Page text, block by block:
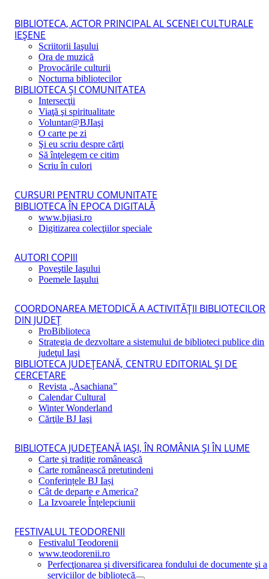
BIBLIOTECA, ACTOR PRINCIPAL AL SCENEI CULTURALE
IEŞENE
Scriitorii Iaşului
Ora de muzică
Provocările culturii
Nocturna bibliotecilor
BIBLIOTECA ŞI COMUNITATEA
Intersecţii
Viaţă şi spiritualitate
Voluntar@BJIaşi
O carte pe zi
Şi eu scriu despre cărţi
Să înţelegem ce citim
Scriu în culori
CURSURI PENTRU COMUNITATE
BIBLIOTECA ÎN EPOCA DIGITALĂ
www.bjiasi.ro
Digitizarea colecţiilor speciale
AUTORI COPIII
Poveştile Iaşului
Poemele Iaşului
COORDONAREA METODICĂ A ACTIVITĂŢII BIBLIOTECILOR
DIN JUDEŢ
ProBiblioteca
Strategia de dezvoltare a sistemului de biblioteci publice din
judeţul Iaşi
BIBLIOTECA JUDEŢEANĂ, CENTRU EDITORIAL ŞI DE
CERCETARE
Revista „Asachiana”
Calendar Cultural
Winter Wonderland
Cărţile BJ Iaşi
BIBLIOTECA JUDEŢEANĂ IAŞI, ÎN ROMÂNIA ŞI ÎN LUME
Carte şi tradiţie românească
Carte românească pretutindeni
Conferințele BJ Iași
Cât de departe e America?
La Izvoarele Înţelepciunii
FESTIVALUL TEODORENII
Festivalul Teodorenii
www.teodorenii.ro
Perfecţionarea şi diversificarea fondului de documente şi a
serviciilor de bibliotecă